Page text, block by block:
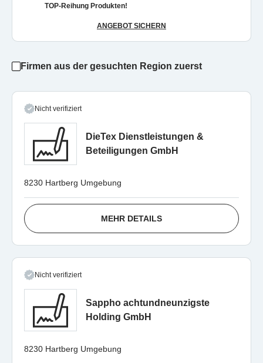
TOP-Reihung Produkten!
ANGEBOT SICHERN
Firmen aus der gesuchten Region zuerst
Nicht verifiziert
DieTex Dienstleistungen &
Beteiligungen GmbH
8230 Hartberg Umgebung
MEHR DETAILS
Nicht verifiziert
Sappho achtundneunzigste
Holding GmbH
8230 Hartberg Umgebung